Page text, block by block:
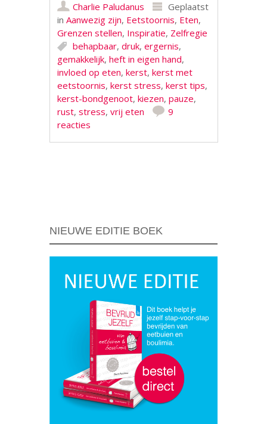
Charlie Paludanus
Geplaatst
inAanwezig zijn, Eetstoornis, Eten,
Grenzen stellen, Inspiratie, Zelfregie
behapbaar,druk,ergernis,
gemakkelijk,heft in eigen hand,
invloed op eten,kerst,kerst met
eetstoornis,kerst stress,kerst tips,
kerst-bondgenoot,kiezen,pauze,
rust,stress,vrij eten
9
reacties
NIEUWE EDITIE BOEK